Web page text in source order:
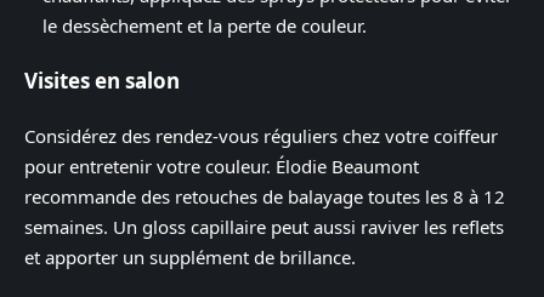
le dessèchement et la perte de couleur.
Visites en salon
Considérez des rendez-vous réguliers chez votre coiffeur
pour entretenir votre couleur. Élodie Beaumont
recommande des retouches de balayage toutes les 8 à 12
semaines. Un gloss capillaire peut aussi raviver les reflets
et apporter un supplément de brillance.